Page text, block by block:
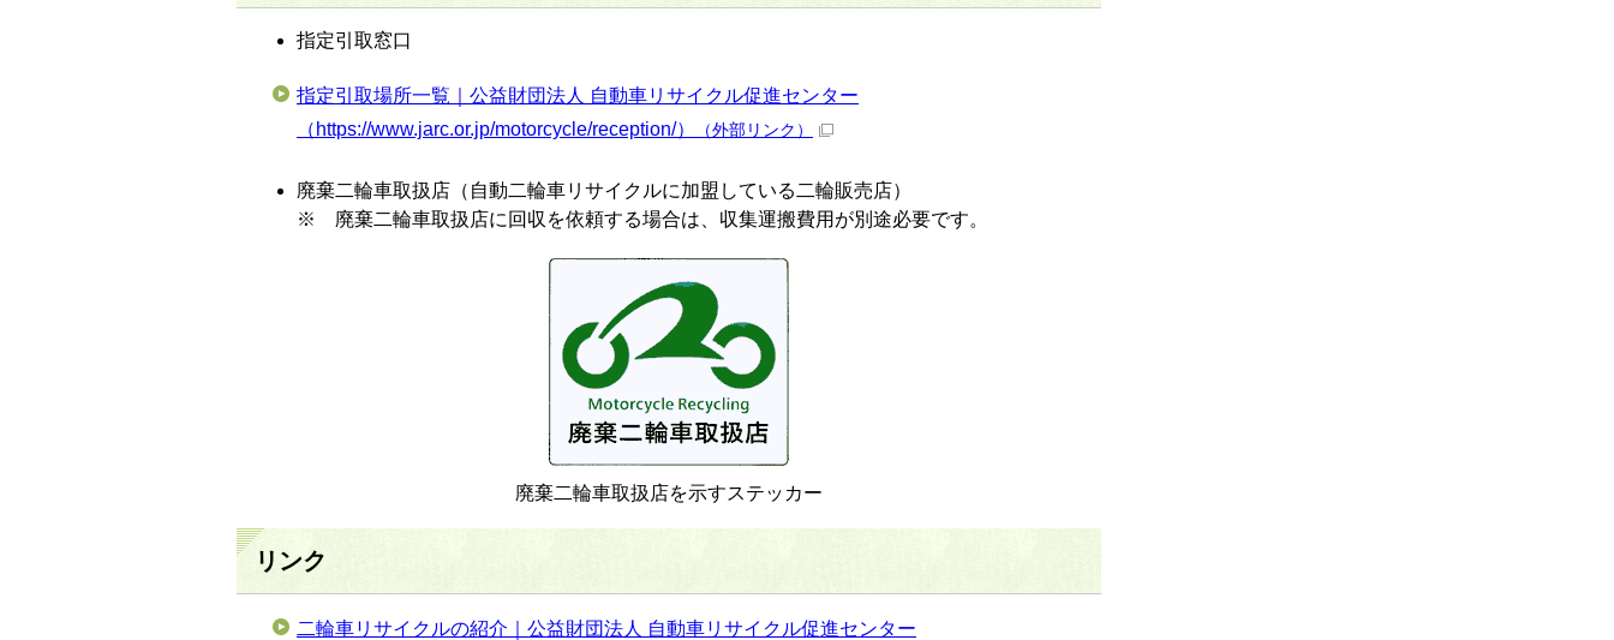
指定引取窓口
指定引取場所一覧｜公益財団法人 自動車リサイクル促進センター
（https://www.jarc.or.jp/motorcycle/reception/）
（外部リンク）
廃棄二輪車取扱店（自動二輪車リサイクルに加盟している二輪販売店）
※ 廃棄二輪車取扱店に回収を依頼する場合は、収集運搬費用が別途必要です。
廃棄二輪車取扱店を示すステッカー
リンク
二輪車リサイクルの紹介｜公益財団法人 自動車リサイクル促進センター